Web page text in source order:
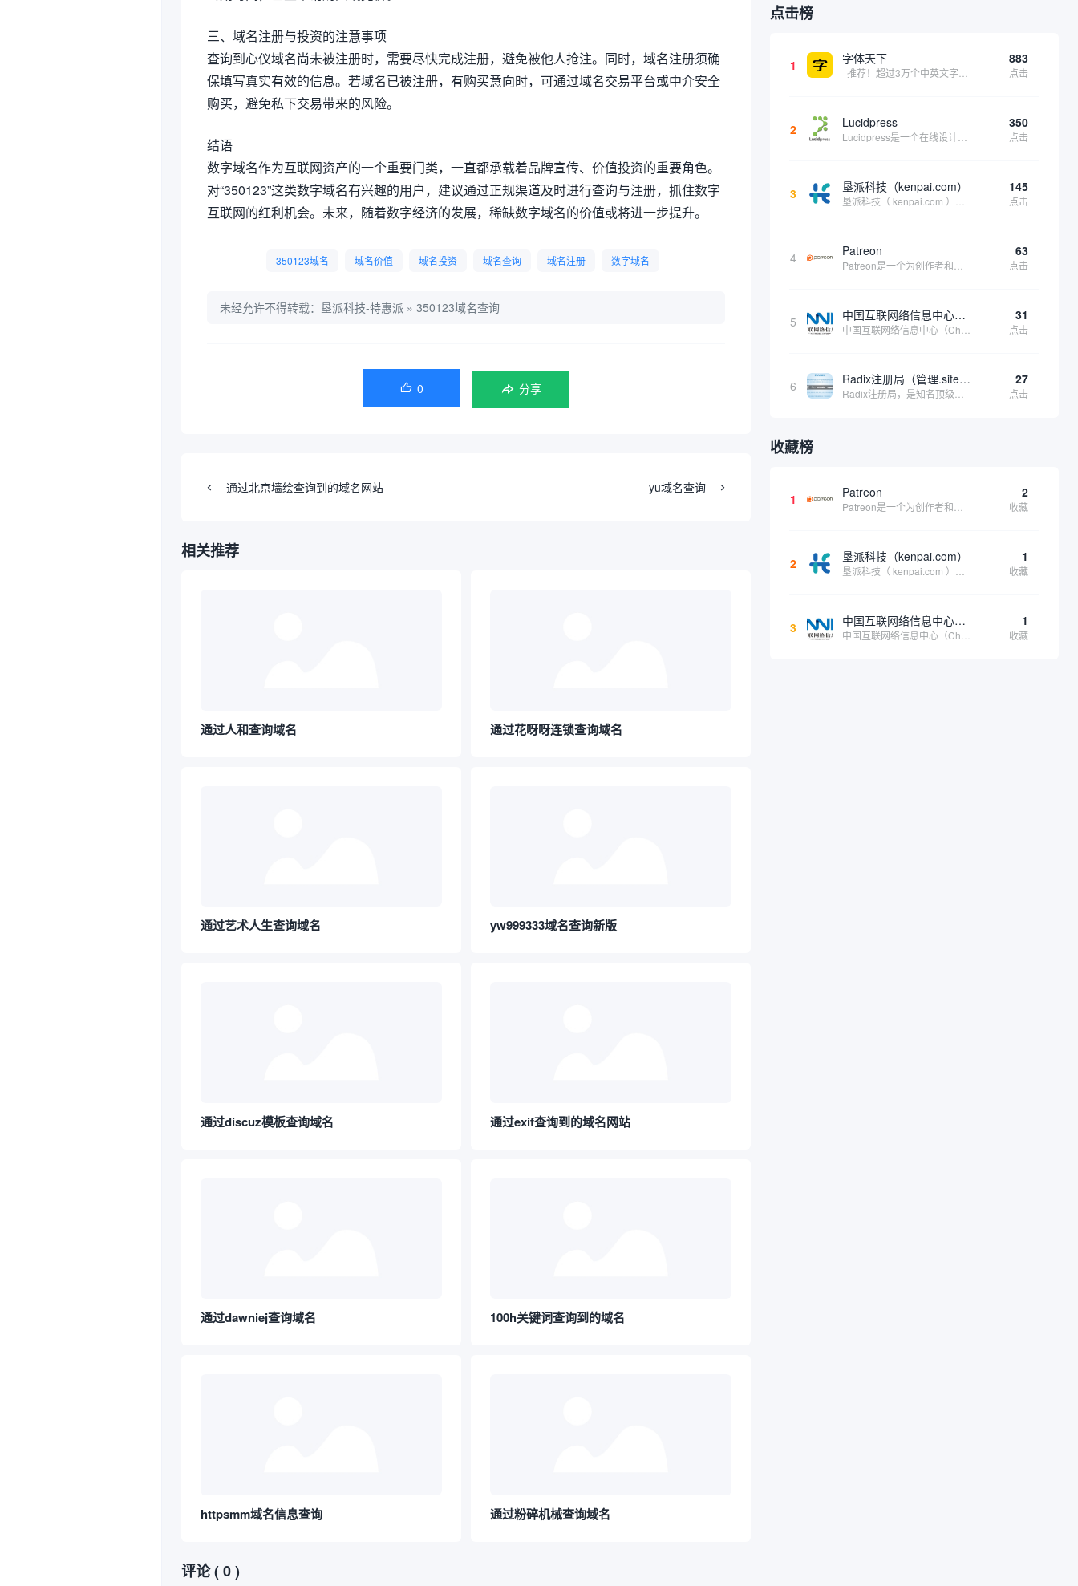
三、域名注册与投资的注意事项
查询到心仪域名尚未被注册时，需要尽快完成注册，避免被他人抢注。同时，域名注册须确
保填写真实有效的信息。若域名已被注册，有购买意向时，可通过域名交易平台或中介安全
购买，避免私下交易带来的风险。
结语
数字域名作为互联网资产的一个重要门类，一直都承载着品牌宣传、价值投资的重要角色。
对“350123”这类数字域名有兴趣的用户，建议通过正规渠道及时进行查询与注册，抓住数字
互联网的红利机会。未来，随着数字经济的发展，稀缺数字域名的价值或将进一步提升。
350123域名 域名价值 域名投资 域名查询 域名注册 数字域名
未经允许不得转载： 垦派科技-特惠派 » 350123域名查询
 0 分享
通过北京墙绘查询到的域名网站 yu域名查询
相关推荐
通过人和查询域名 通过花呀呀连锁查询域名
通过艺术人生查询域名 yw999333域名查询新版
通过discuz模板查询域名 通过exif查询到的域名网站
通过dawniej查询域名 100h关键词查询到的域名
httpsmm域名信息查询 通过粉碎机械查询域名
评论( 0 )
点击榜
1 字体天下 883
点击
2 Lucidpress 350
点击
3 垦派科技（kenpai.com） 145
点击
4 Patreon 63
点击
5 中国互联网络信息中心（CNNIC） 31
点击
6 Radix注册局（管理.site、.online等顶级域名） 27
点击
收藏榜
1 Patreon 2
收藏
2 垦派科技（kenpai.com） 1
收藏
3 中国互联网络信息中心（CNNIC） 1
收藏